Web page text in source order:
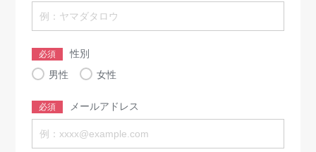
必須
性別
男性
女性
必須 メールアドレス